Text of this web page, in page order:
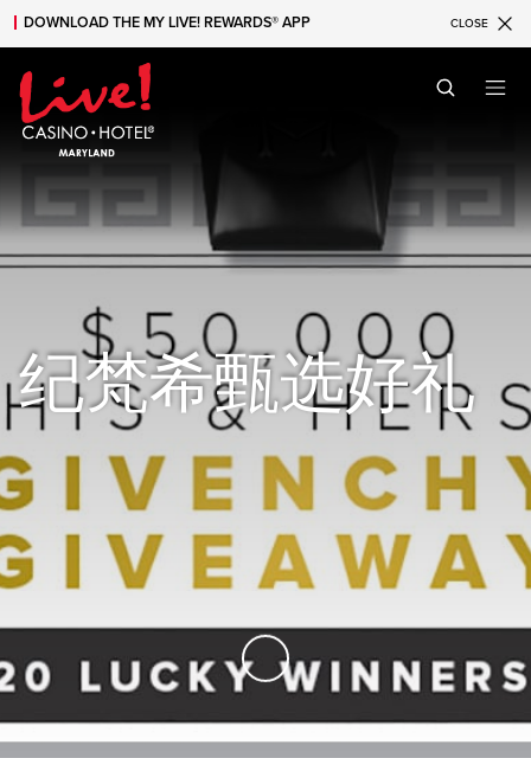
Skip to main content
Skip to mobile navigation
Skip to search
DOWNLOAD THE MY LIVE! REWARDS® APP CLOSE
纪梵希甄选好礼
Skip to Main Content